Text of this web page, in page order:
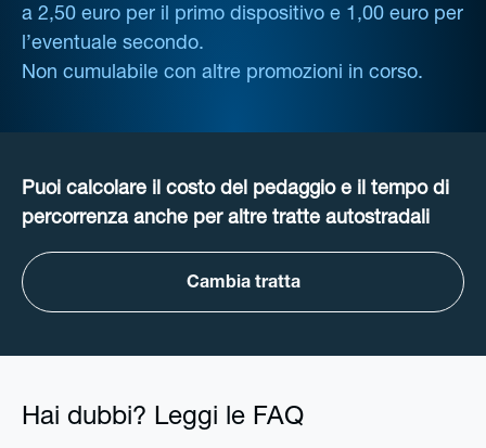
a 2,50 euro per il primo dispositivo e 1,00 euro per
l’eventuale secondo.
Non cumulabile con altre promozioni in corso.
Puoi calcolare il costo del pedaggio e il tempo di
percorrenza anche per altre tratte autostradali
Cambia tratta
Hai dubbi? Leggi le FAQ